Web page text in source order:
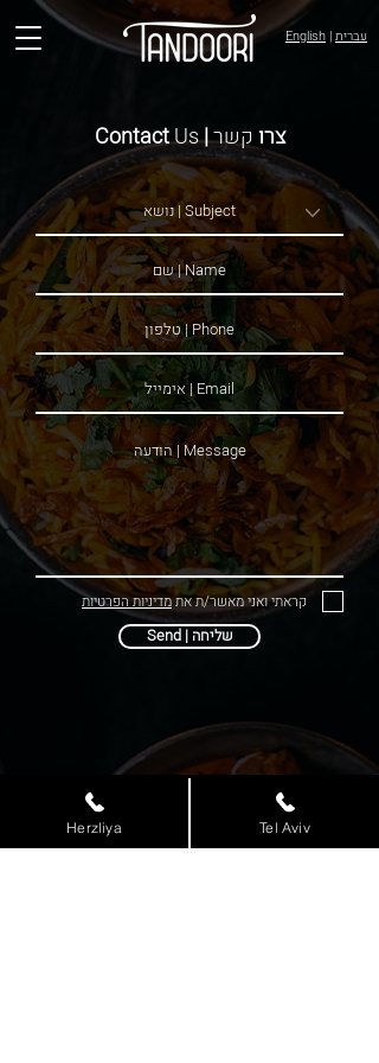
English |עברית
צרוקשר| Contact
Us
קראתי ואני מאשר/ת אתמדיניות הפרטיות
Send | שליחה
Herzeliya:09-9546702| Tel Aviv:03-6296185
Herzliya Tel Aviv